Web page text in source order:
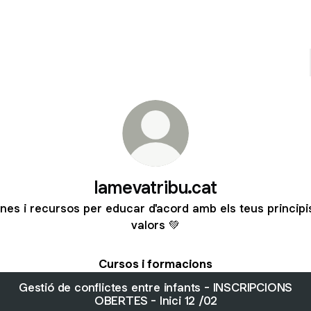
lamevatribu.cat
i recursos per educar d'acord amb els teus
valors 💚
Cursos i formacions
Gestió de conflictes entre infants - INSCRIPCIONS
OBERTES - Inici 12 /02